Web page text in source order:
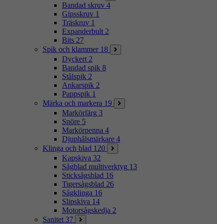
Bandad skruv 4
Gipsskruv 1
Träskruv 1
Expanderbult 2
Bits 27
Spik och klammer 18
Dyckert 2
Bandad spik 8
Stålspik 2
Ankarspik 2
Pappspik 1
Märka och markera 19
Markörfärg 3
Snöre 5
Markörpenna 4
Djuphålsmärkare 4
Klinga och blad 120
Kapskiva 32
Sågblad multiverktyg 13
Sticksågsblad 16
Tigersågsblad 26
Sågklinga 16
Slipskiva 14
Motorsågskedja 2
Sanitet 37